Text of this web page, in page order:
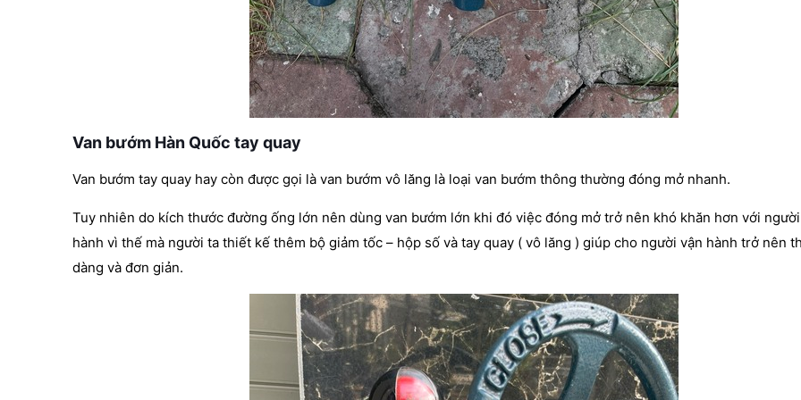
Van bướm Hàn Quốc tay quay
Van bướm tay quay hay còn được gọi là van bướm vô lăng là loại van bướm thông thường đóng mở nhanh.
Tuy nhiên do kích thước đường ống lớn nên dùng van bướm lớn khi đó việc đóng mở trở nên khó khăn hơn với
hành vì thế mà người ta thiết kế thêm bộ giảm tốc – hộp số và tay quay ( vô lăng ) giúp cho người vận hành trở nên
dàng và đơn giản.